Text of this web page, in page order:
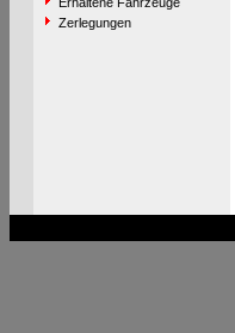
Zerlegungen